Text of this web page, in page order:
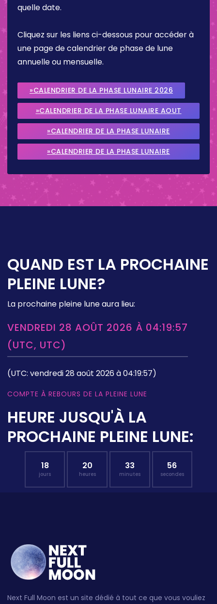
quelle date.
Cliquez sur les liens ci-dessous pour accéder à
une page de calendrier de phase de lune
annuelle ou mensuelle.
»CALENDRIER DE LA PHASE LUNAIRE 2026
»CALENDRIER DE LA PHASE LUNAIRE AOUT
2026
»CALENDRIER DE LA PHASE LUNAIRE
SEPTEMBRE 2026
»CALENDRIER DE LA PHASE LUNAIRE
QUAND EST LA PROCHAINE
PLEINE LUNE?
La prochaine pleine lune aura lieu:
VENDREDI 28 AOÛT 2026 À 04:19:57
(UTC, UTC)
(UTC: vendredi 28 août 2026 à 04:19:57)
COMPTE À REBOURS DE LA PLEINE LUNE
HEURE JUSQU'À LA
PROCHAINE PLEINE LUNE:
18
jours
20
heures
33
minutes
55
secondes
Next Full Moon est un site dédié à tout ce que vous vouliez